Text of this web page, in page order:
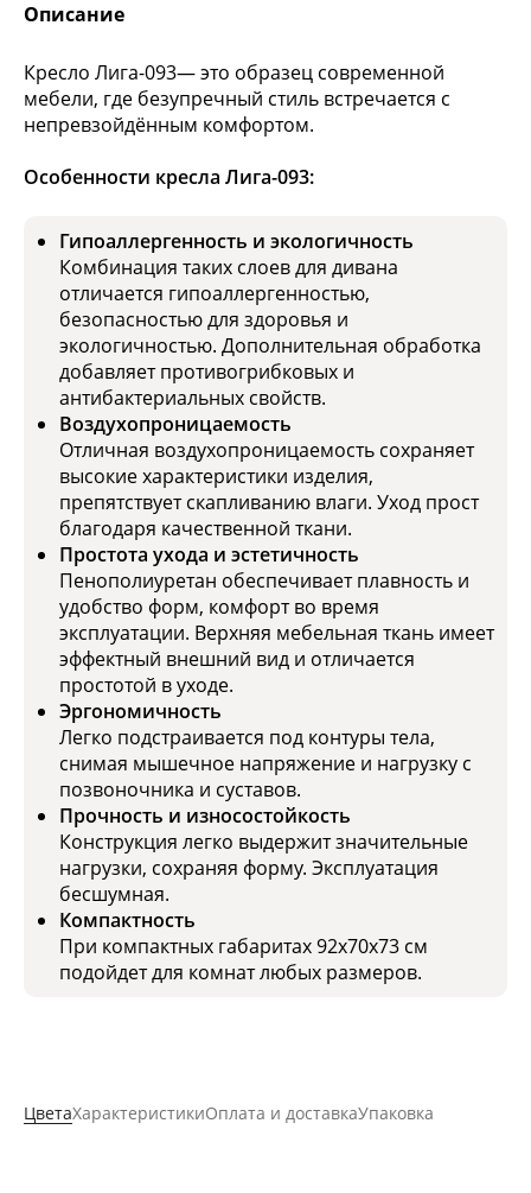
Описание
Кресло Лига-093— это образец современной
мебели, где безупречный стиль встречается с
непревзойдённым комфортом.
Особенности кресла Лига-093:
Гипоаллергенность и экологичность
Комбинация таких слоев для дивана
отличается гипоаллергенностью,
безопасностью для здоровья и
экологичностью. Дополнительная обработка
добавляет противогрибковых и
антибактериальных свойств.
Воздухопроницаемость
Отличная воздухопроницаемость сохраняет
высокие характеристики изделия,
препятствует скапливанию влаги. Уход прост
благодаря качественной ткани.
Простота ухода и эстетичность
Пенополиуретан обеспечивает плавность и
удобство форм, комфорт во время
эксплуатации. Верхняя мебельная ткань имеет
эффектный внешний вид и отличается
простотой в уходе.
Эргономичность
Легко подстраивается под контуры тела,
снимая мышечное напряжение и нагрузку с
позвоночника и суставов.
Прочность и износостойкость
Конструкция легко выдержит значительные
нагрузки, сохраняя форму. Эксплуатация
бесшумная.
Компактность
При компактных габаритах 92х70х73 см
подойдет для комнат любых размеров.
ЦветаХарактеристикиОплата и доставкаУпаковка